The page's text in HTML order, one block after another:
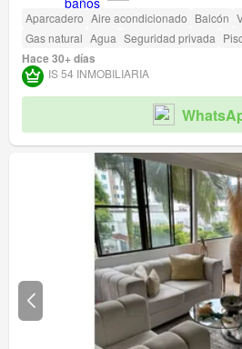
Aparcadero Aire acondicionado Balcón
Gas natural Agua Seguridad privada
Hace 30+ días
IS 54 INMOBILIARIA